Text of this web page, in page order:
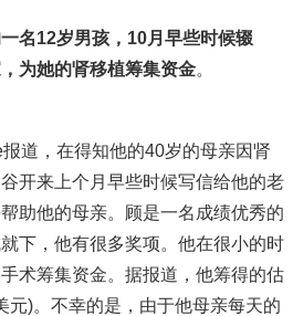
名12岁男孩，10月早些时候辍
为她的肾移植筹集资金。
道，在得知他的40岁的母亲因肾
开来上个月早些时候写信给他的老
助他的母亲。顾是一名成绩优秀的
下，他有很多奖项。他在很小的时
术筹集资金。据报道，他筹得的估
元)。不幸的是，由于他母亲每天的